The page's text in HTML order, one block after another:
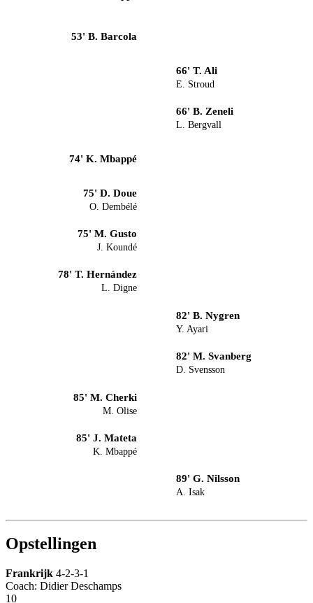
53' B. Barcola
66' T. Ali
E. Stroud
66' B. Zeneli
L. Bergvall
74' K. Mbappé
75' D. Doue
O. Dembélé
75' M. Gusto
J. Koundé
78' T. Hernández
L. Digne
82' B. Nygren
Y. Ayari
82' M. Svanberg
D. Svensson
85' M. Cherki
M. Olise
85' J. Mateta
K. Mbappé
89' G. Nilsson
A. Isak
Opstellingen
Frankrijk 4-2-3-1
Coach: Didier Deschamps
10